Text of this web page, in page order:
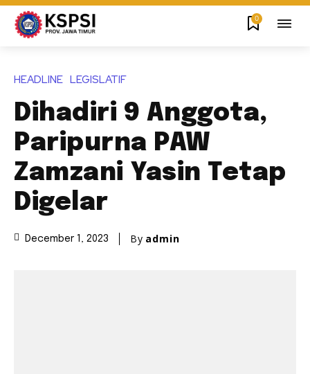
0
HEADLINE LEGISLATIF
Dihadiri 9 Anggota,
Paripurna PAW
Zamzani Yasin Tetap
Digelar
December 1, 2023 By admin